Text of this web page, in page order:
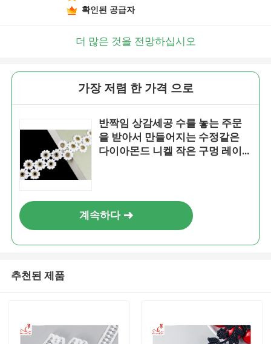
확인된 공급자
더 많은 것을 전망하십시오
가장 저렴 한 가격 으로
반짝임 상감세공 수를 놓는 주문
을 받아서 만들어지는 수정같은
다이아몬드 니켈 작은 구멍 레이
계속하다
추천된 제품